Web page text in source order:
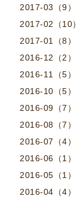
2017-03（9）
2017-02（10）
2017-01（8）
2016-12（2）
2016-11（5）
2016-10（5）
2016-09（7）
2016-08（7）
2016-07（4）
2016-06（1）
2016-05（1）
2016-04（4）